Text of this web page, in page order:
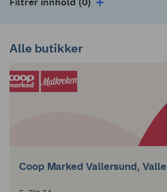
Alle butikker
Coop Marked Vallersund,